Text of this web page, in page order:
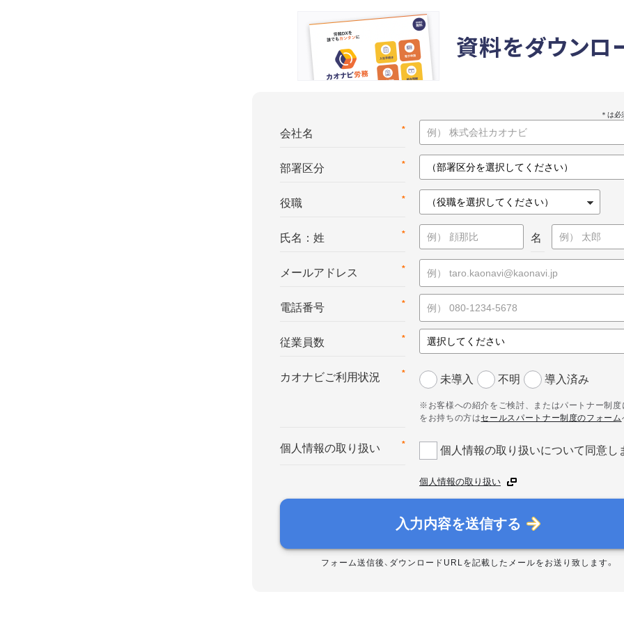
資料をダウンロ
*
会社名
*
部署区分
*
役職
*
氏名：姓 名
*
メールアドレス
*
電話番号
*
従業員数
*
カオナビご利用状況 未導入 不明 導入済み
※お客様への紹介をご検討、またはパートナー制度
をお持ちの方はセールスパートナー制度のフォーム
*
個人情報の取り扱い 個人情報の取り扱いについて同意し
個人情報の取り扱い
入力内容を送信する
フォーム送信後、ダウンロードURLを記載したメールをお送り致します。